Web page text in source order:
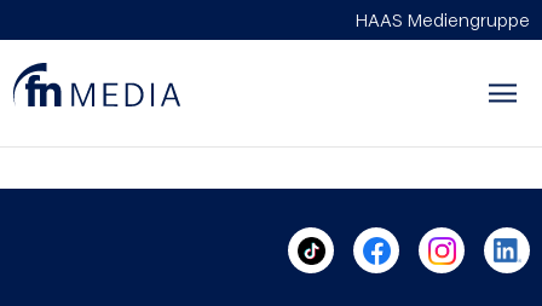
HAAS Mediengruppe